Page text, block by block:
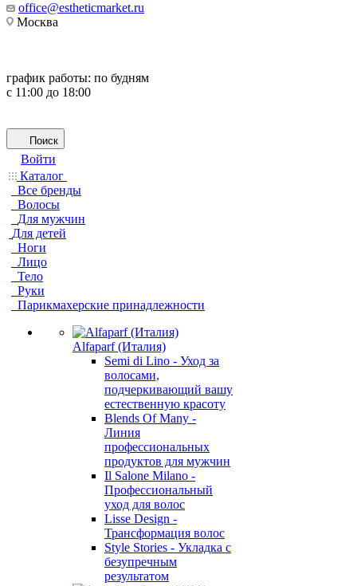
office@estheticmarket.ru
Москва
график работы: по будням
с 11:00 до 18:00
Поиск
Войти
Каталог
Все бренды
Волосы
Для мужчин
Для детей
Ноги
Лицо
Тело
Руки
Парикмахерские принадлежности
Alfaparf (Италия)
Semi di Lino - Уход за
волосами,
подчеркивающий вашу
естественную красоту
Blends Of Many -
Линия
профессиональных
продуктов для мужчин
Il Salone Milano -
Профессиональный
уход для волос
Lisse Design -
Трансформация волос
Style Stories - Укладка с
безупречным
результатом